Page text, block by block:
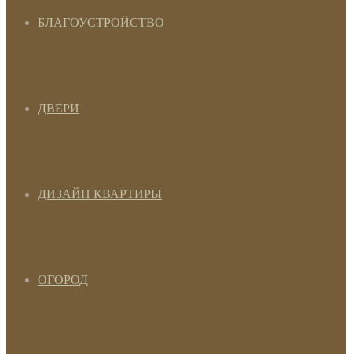
БЛАГОУСТРОЙСТВО
ДВЕРИ
ДИЗАЙН КВАРТИРЫ
ОГОРОД